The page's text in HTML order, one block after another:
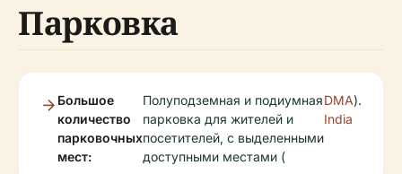
Парковка
Большое
количество
парковочных
мест:
Полуподземная и подиумная
парковка для жителей и
посетителей, с выделенными
доступными местами (
DMA
India
).